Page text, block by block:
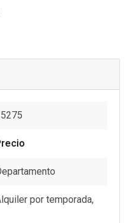
por temporada,